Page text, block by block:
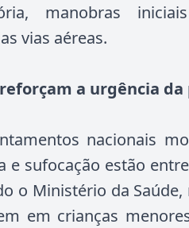
manobras
vias aéreas.
a urgência
nacionais
e sufocação estão
o Ministério da
em crianças